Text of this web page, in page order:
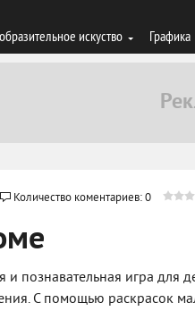
искуство Графика
Количество коментариев: 0
и познавательная игра
С помощью раскрасок